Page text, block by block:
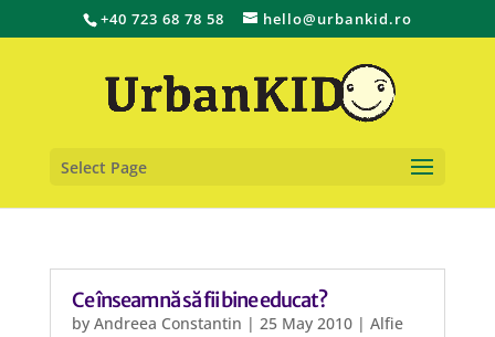
+40 723 68 78 58 hello@urbankid.ro
Select Page
Ce înseamnă să fii bine educat?
by Andreea Constantin | 25 May 2010| Alfie